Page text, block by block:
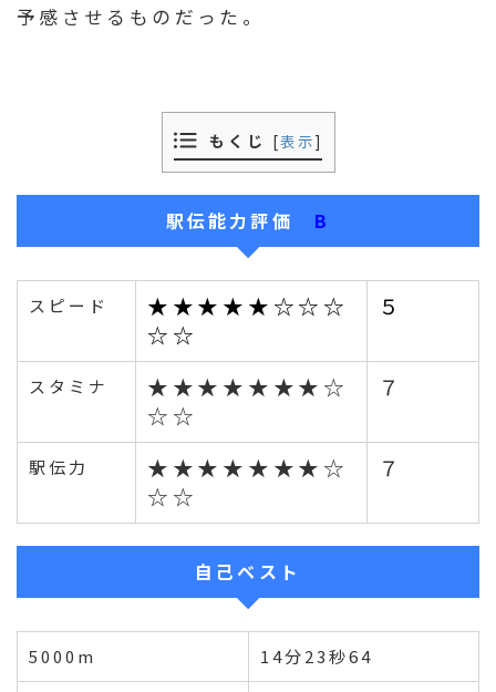
予感させるものだった。
もくじ [表示]
駅伝能力評価 B
スピード
★★★★★☆☆☆
☆☆
５
スタミナ
★★★★★★★☆
☆☆
７
駅伝力
★★★★★★★☆
☆☆
７
自己ベスト
5000m 14分23秒64